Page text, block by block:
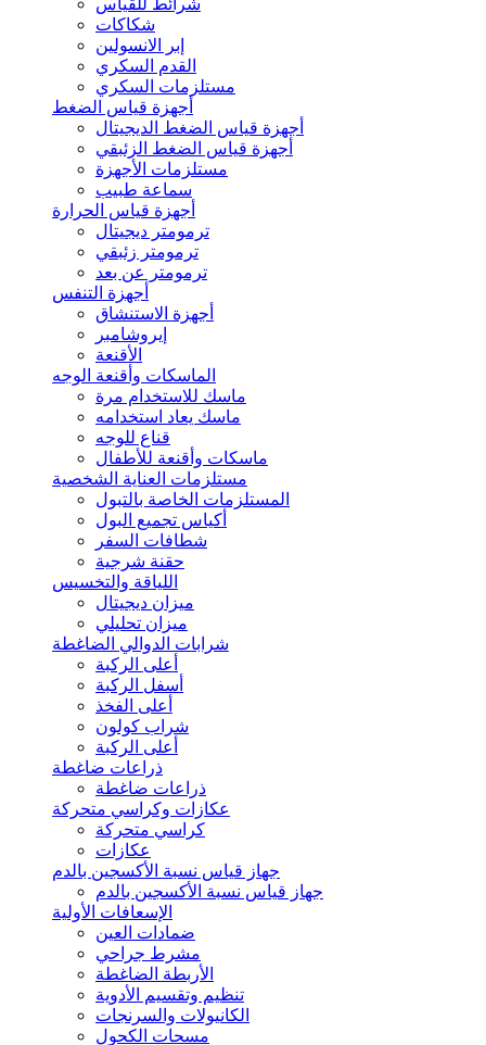
شرائط للقياس
شكاكات
إبر الانسولين
القدم السكري
مستلزمات السكري
أجهزة قياس الضغط
أجهزة قياس الضغط الديجيتال
أجهزة قياس الضغط الزئبقي
مستلزمات الأجهزة
سماعة طبيب
أجهزة قياس الحرارة
ترمومتر ديجيتال
ترمومتر زئبقي
ترمومتر عن بعد
أجهزة التنفس
أجهزة الاستنشاق
إيروشامبر
الأقنعة
الماسكات وأقنعة الوجه
ماسك للاستخدام مرة
ماسك يعاد استخدامه
قناع للوجه
ماسكات وأقنعة للأطفال
مستلزمات العناية الشخصية
المستلزمات الخاصة بالتبول
أكياس تجميع البول
شطافات السفر
حقنة شرجية
اللياقة والتخسيس
ميزان ديجيتال
ميزان تحليلي
شرابات الدوالي الضاغطة
أعلى الركبة
أسفل الركبة
أعلى الفخذ
شراب كولون
أعلى الركبة
ذراعات ضاغطة
ذراعات ضاغطة
عكازات وكراسي متحركة
كراسي متحركة
عكازات
جهاز قياس نسبة الأكسجين بالدم
جهاز قياس نسبة الأكسجين بالدم
الإسعافات الأولية
ضمادات العين
مشرط جراحي
الأربطة الضاغطة
تنظيم وتقسيم الأدوية
الكانيولات والسرنجات
مسحات الكحول